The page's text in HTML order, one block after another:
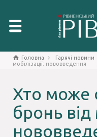
Головна Гарячі новини
мобілізації: нововведення
Хто може
бронь від